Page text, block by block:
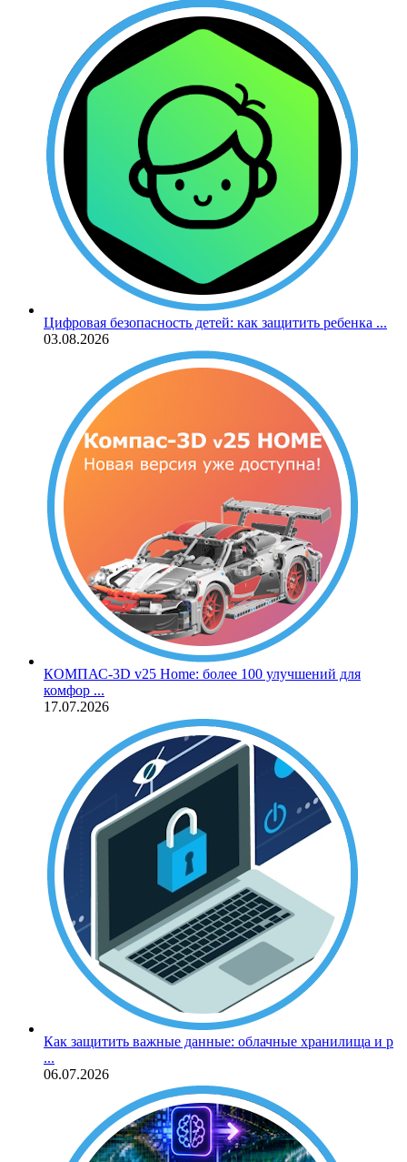
Цифровая безопасность детей: как защитить ребенка ...
03.08.2026
КОМПАС‑3D v25 Home: более 100 улучшений для
комфор ...
17.07.2026
Как защитить важные данные: облачные хранилища и р
...
06.07.2026